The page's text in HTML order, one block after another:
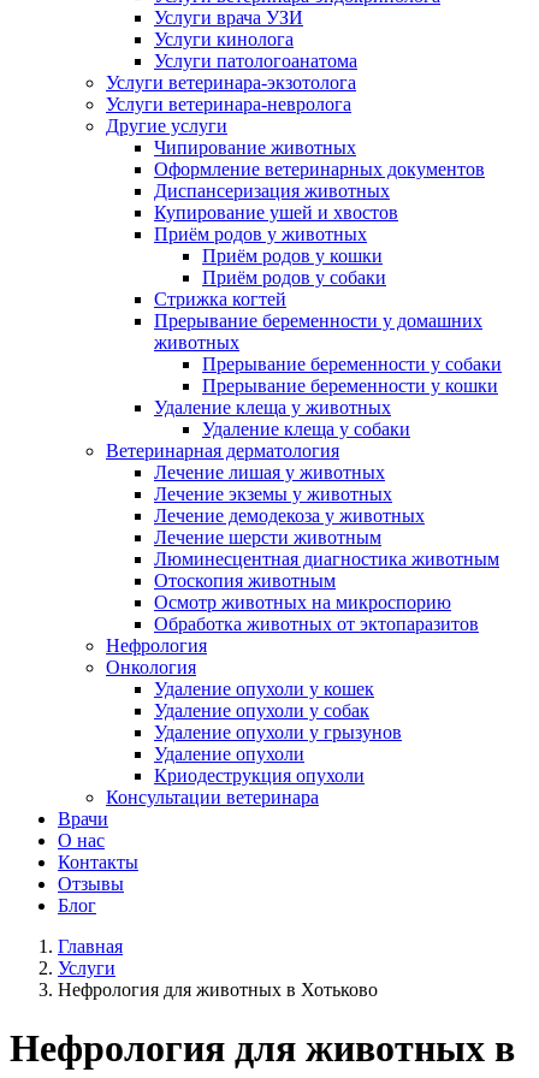
Услуги врача УЗИ
Услуги кинолога
Услуги патологоанатома
Услуги ветеринара-экзотолога
Услуги ветеринара-невролога
Другие услуги
Чипирование животных
Оформление ветеринарных документов
Диспансеризация животных
Купирование ушей и хвостов
Приём родов у животных
Приём родов у кошки
Приём родов у собаки
Стрижка когтей
Прерывание беременности у домашних
животных
Прерывание беременности у собаки
Прерывание беременности у кошки
Удаление клеща у животных
Удаление клеща у собаки
Ветеринарная дерматология
Лечение лишая у животных
Лечение экземы у животных
Лечение демодекоза у животных
Лечение шерсти животным
Люминесцентная диагностика животным
Отоскопия животным
Осмотр животных на микроспорию
Обработка животных от эктопаразитов
Нефрология
Онкология
Удаление опухоли у кошек
Удаление опухоли у собак
Удаление опухоли у грызунов
Удаление опухоли
Криодеструкция опухоли
Консультации ветеринара
Врачи
О нас
Контакты
Отзывы
Блог
Главная
Услуги
Нефрология для животных в Хотьково
Нефрология для животных в